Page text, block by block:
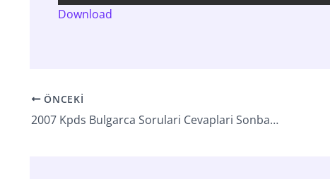
Download
ÖNCEKI
2007 Kpds Bulgarca Sorulari Cevaplari Sonbahar